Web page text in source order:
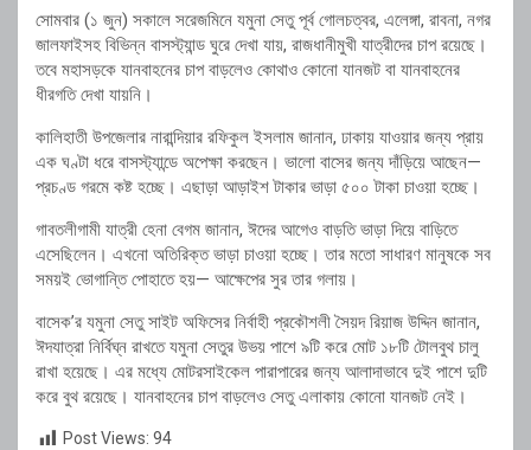
সোমবার (১ জুন) সকালে সরেজমিনে যমুনা সেতু পূর্ব গোলচত্বর, এলেঙ্গা, রাবনা, নগর
জালফাইসহ বিভিন্ন বাসস্ট্যান্ড ঘুরে দেখা যায়, রাজধানীমুখী যাত্রীদের চাপ রয়েছে।
তবে মহাসড়কে যানবাহনের চাপ বাড়লেও কোথাও কোনো যানজট বা যানবাহনের
ধীরগতি দেখা যায়নি।
কালিহাতী উপজেলার নারান্দিয়ার রফিকুল ইসলাম জানান, ঢাকায় যাওয়ার জন্য প্রায়
এক ঘণ্টা ধরে বাসস্ট্যান্ডে অপেক্ষা করছেন। ভালো বাসের জন্য দাঁড়িয়ে আছেন—
প্রচণ্ড গরমে কষ্ট হচ্ছে। এছাড়া আড়াইশ টাকার ভাড়া ৫০০ টাকা চাওয়া হচ্ছে।
গাবতলীগামী যাত্রী হেনা বেগম জানান, ঈদের আগেও বাড়তি ভাড়া দিয়ে বাড়িতে
এসেছিলেন। এখনো অতিরিক্ত ভাড়া চাওয়া হচ্ছে। তার মতো সাধারণ মানুষকে সব
সময়ই ভোগান্তি পোহাতে হয়— আক্ষেপের সুর তার গলায়।
বাসেক’র যমুনা সেতু সাইট অফিসের নির্বাহী প্রকৌশলী সৈয়দ রিয়াজ উদ্দিন জানান,
ঈদযাত্রা নির্বিঘ্ন রাখতে যমুনা সেতুর উভয় পাশে ৯টি করে মোট ১৮টি টোলবুথ চালু
রাখা হয়েছে। এর মধ্যে মোটরসাইকেল পারাপারের জন্য আলাদাভাবে দুই পাশে দুটি
করে বুথ রয়েছে। যানবাহনের চাপ বাড়লেও সেতু এলাকায় কোনো যানজট নেই।
Post Views: 94